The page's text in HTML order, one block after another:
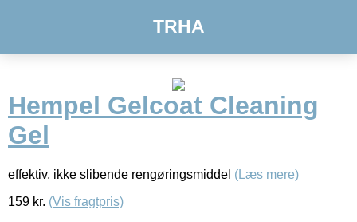
TRHA
Hempel Gelcoat Cleaning
Gel
effektiv, ikke slibende rengøringsmiddel (Læs mere)
159 kr. (Vis fragtpris)